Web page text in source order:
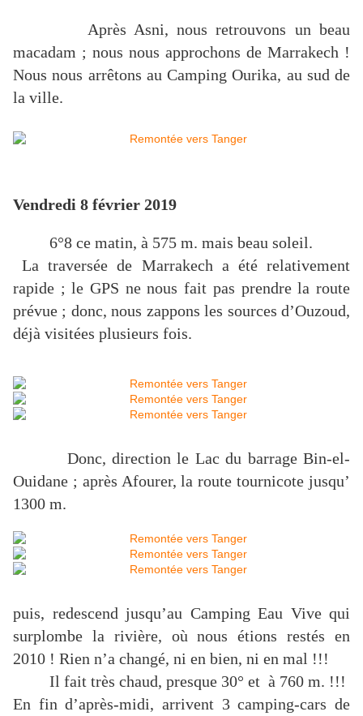
Après Asni, nous retrouvons un beau
macadam ; nous nous approchons de Marrakech !
Nous nous arrêtons au Camping Ourika, au sud de
la ville.
Vendredi 8 février 2019
6°8 ce matin, à 575 m. mais beau soleil.
La traversée de Marrakech a été relativement
rapide ; le GPS ne nous fait pas prendre la route
prévue ; donc, nous zappons les sources d’Ouzoud,
déjà visitées plusieurs fois.
Donc, direction le Lac du barrage Bin-el-
Ouidane ; après Afourer, la route tournicote jusqu’
1300 m.
puis, redescend jusqu’au Camping Eau Vive qui
surplombe la rivière, où nous étions restés en
2010 ! Rien n’a changé, ni en bien, ni en mal !!!
Il fait très chaud, presque 30° et à 760 m. !!!
En fin d’après-midi, arrivent 3 camping-cars de